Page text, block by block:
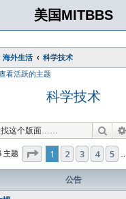
美国MITBBS
海外生活 科学技术
看活跃的主题
科学技术
搜索
主题 分页：1 8
1 2 3 4 5
公告